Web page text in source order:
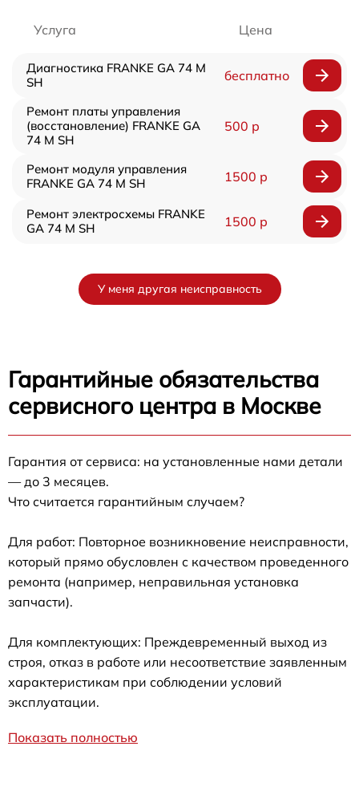
Услуга Цена
Диагностика FRANKE GA 74 M
SH
бесплатно
Ремонт платы управления
(восстановление) FRANKE GA
74 M SH
500 р
Ремонт модуля управления
FRANKE GA 74 M SH
1500 р
Ремонт электросхемы FRANKE
GA 74 M SH
1500 р
У меня другая неисправность
Гарантийные обязательства
сервисного центра в Москве
Гарантия от сервиса: на установленные нами детали
— до 3 месяцев.
Что считается гарантийным случаем?
Для работ: Повторное возникновение неисправности,
который прямо обусловлен с качеством проведенного
ремонта (например, неправильная установка
запчасти).
Для комплектующих: Преждевременный выход из
строя, отказ в работе или несоответствие заявленным
характеристикам при соблюдении условий
эксплуатации.
Показать полностью